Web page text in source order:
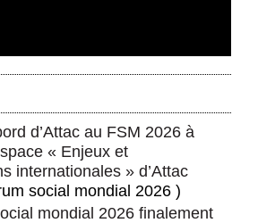
d’Attac au FSM 2026 à
« Enjeux et
internationales » d’Attac
social mondial 2026 )
mondial 2026 finalement